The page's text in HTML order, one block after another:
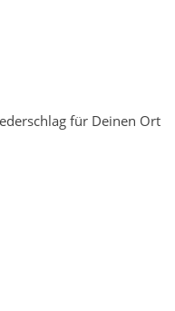
für Deinen Ort